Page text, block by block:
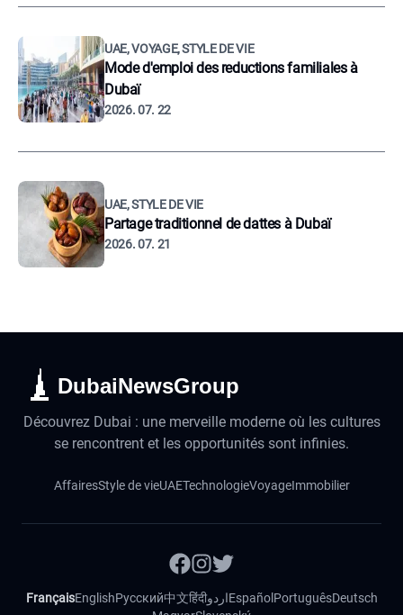
UAE, VOYAGE, STYLE DE VIE
Mode d'emploi des reductions familiales à
Dubaï
2026. 07. 22
UAE, STYLE DE VIE
Partage traditionnel de dattes à Dubaï
2026. 07. 21
DubaiNewsGroup
Découvrez Dubai : une merveille moderne où les cultures
se rencontrent et les opportunités sont infinies.
AffairesStyle de vieUAETechnologieVoyageImmobilier
FrançaisEnglishРусский中文हिंदीاردوEspañol PortuguêsDeutsch